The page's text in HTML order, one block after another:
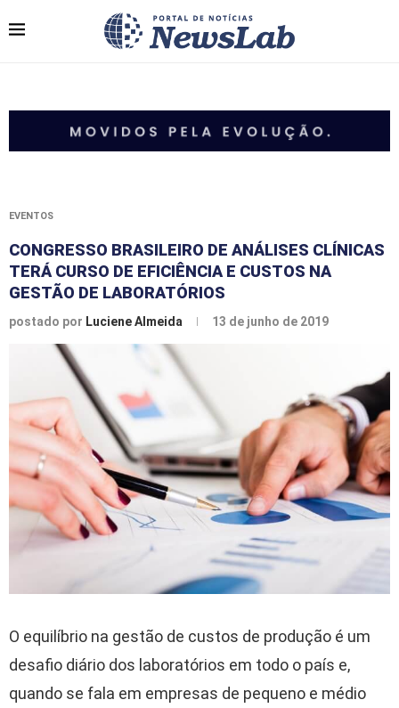
EVENTOS
CONGRESSO BRASILEIRO DE ANÁLISES CLÍNICAS
TERÁ CURSO DE EFICIÊNCIA E CUSTOS NA
GESTÃO DE LABORATÓRIOS
postado por Luciene Almeida 13 de junho de 2019
O equilíbrio na gestão de custos de produção é um
desafio diário dos laboratórios em todo o país e,
quando se fala em empresas de pequeno e médio